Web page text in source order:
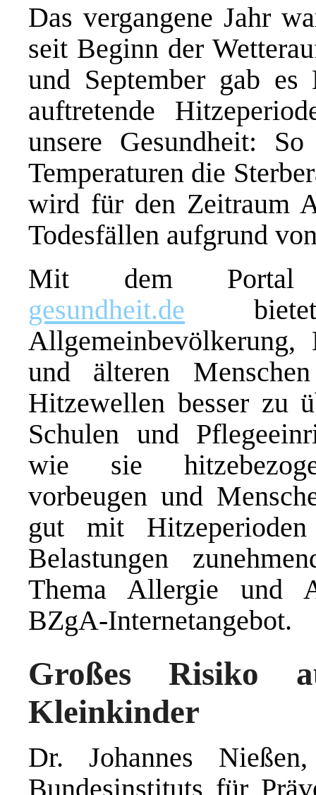
Das vergangene Jahr
seit Beginn der
und September gab es
auftretende
unsere Gesundheit:
Temperaturen die
wird für den Zeitraum
Todesfällen aufgrund
Mit dem
gesundheit.de
und älteren
Hitzewellen besser zu
Schulen und
wie sie
vorbeugen und
gut mit
Belastungen
Thema Allergie und
BZgA-Internetangebot.
Großes Risiko
Kleinkinder
Dr. Johannes
Bundesinstituts für